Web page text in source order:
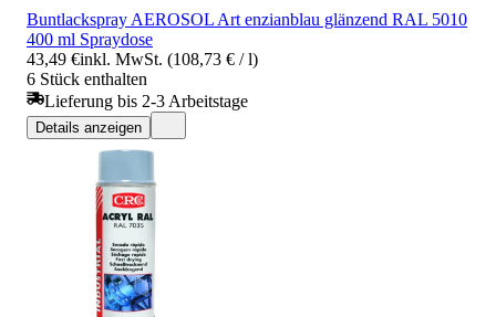
Buntlackspray AEROSOL Art enzianblau glänzend RAL 5010
400 ml Spraydose
43,49 €inkl. MwSt. (108,73 € / l)
6 Stück enthalten
Lieferung bis 2-3 Arbeitstage
Details anzeigen